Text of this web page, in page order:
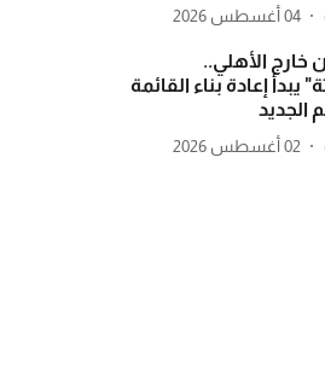
04 أغسطس 2026
خارج الأهلي..
يبدأ إعادة بناء القائمة
الجديد
02 أغسطس 2026